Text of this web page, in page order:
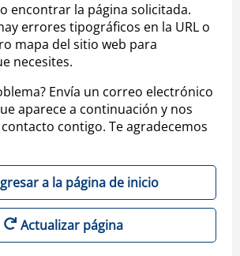
encontrar la página solicitada.
errores tipográficos en la URL o
mapa del sitio web para
necesites.
Envía un correo electrónico
aparece a continuación y nos
contigo. Te agradecemos
a la página de inicio
Actualizar página